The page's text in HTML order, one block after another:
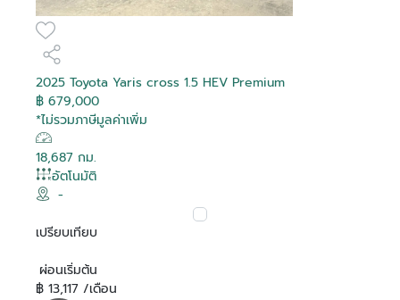
2025 Toyota Yaris cross 1.5 HEV Premium
฿ 679,000
*ไม่รวมภาษีมูลค่าเพิ่ม
18,687 กม.
อัตโนมัติ
-
เปรียบเทียบ
ผ่อนเริ่มต้น
฿ 13,117 /เดือน